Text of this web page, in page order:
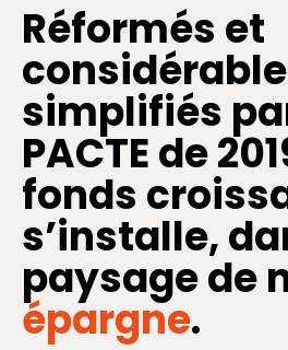
Réformés et
simplifiés
PACTE de
fonds
s’installe,
paysage de
épargne.